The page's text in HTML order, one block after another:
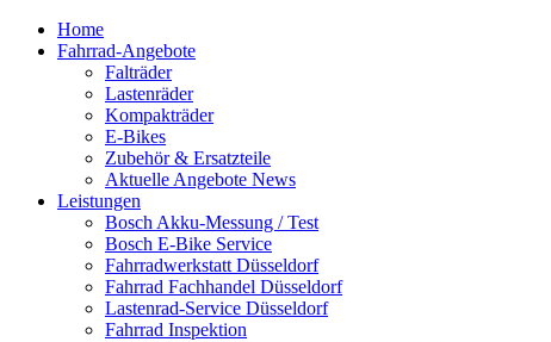
Home
Fahrrad-Angebote
Falträder
Lastenräder
Kompakträder
E-Bikes
Zubehör & Ersatzteile
Aktuelle Angebote News
Leistungen
Bosch Akku-Messung / Test
Bosch E-Bike Service
Fahrradwerkstatt Düsseldorf
Fahrrad Fachhandel Düsseldorf
Lastenrad-Service Düsseldorf
Fahrrad Inspektion